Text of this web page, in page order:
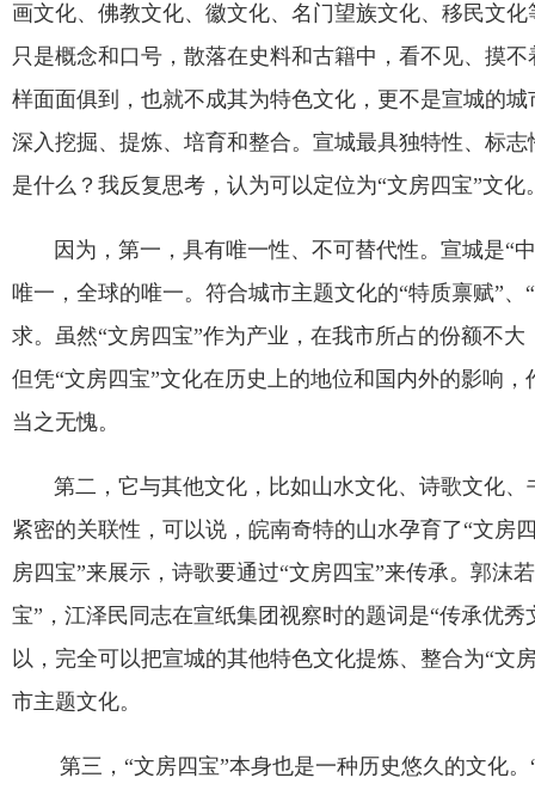
画文化、佛教文化、徽文化、名门望族文化、移民文
只是概念和口号，散落在史料和古籍中，看不见、摸
样面面俱到，也就不成其为特色文化，更不是宣城的
深入挖掘、提炼、培育和整合。宣城最具独特性、标
是什么？我反复思考，认为可以定位为“文房四宝”文化
因为，第一，具有唯一性、不可替代性。宣城是“
唯一，全球的唯一。符合城市主题文化的“特质禀赋”、 “
求。虽然“文房四宝”作为产业，在我市所占的份额不
但凭“文房四宝”文化在历史上的地位和国内外的影响
当之无愧。
第二，它与其他文化，比如山水文化、诗歌文化、
紧密的关联性，可以说，皖南奇特的山水孕育了“文房
房四宝”来展示，诗歌要通过“文房四宝”来传承。郭沫
宝” ，江泽民同志在宣纸集团视察时的题词是“传承优秀
以，完全可以把宣城的其他特色文化提炼、整合为“文
市主题文化。
第三， “文房四宝”本身也是一种历史悠久的文化。